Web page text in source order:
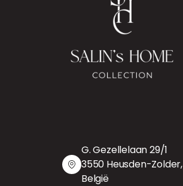
G. Gezellelaan 29/1
3550 Heusden-Zolder,
België